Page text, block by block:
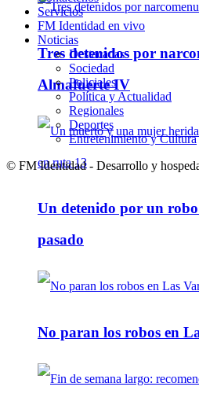
Tres detenidos por
Almafuerte IV
Un detenido por un
pasado
No paran los robos en
Servicios
FM Identidad en vivo
Noticias
Destacadas
Sociedad
Policiales
Política y Actualidad
Regionales
Deportes
Entretenimiento y Cultura
© FM Identidad - Desarrollo y